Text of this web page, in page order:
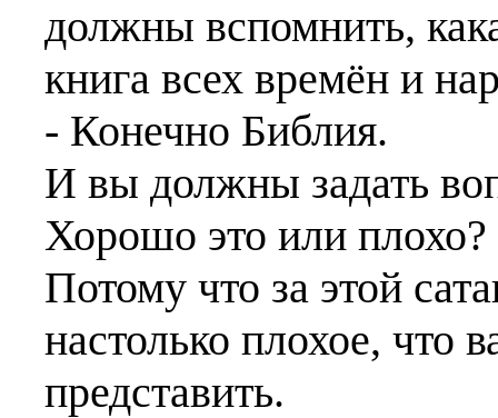
должны вспомнить,
книга всех времён и
- Конечно Библия.
И вы должны задать
Хорошо это или плохо?
Потому что за этой
настолько плохое, что
представить.